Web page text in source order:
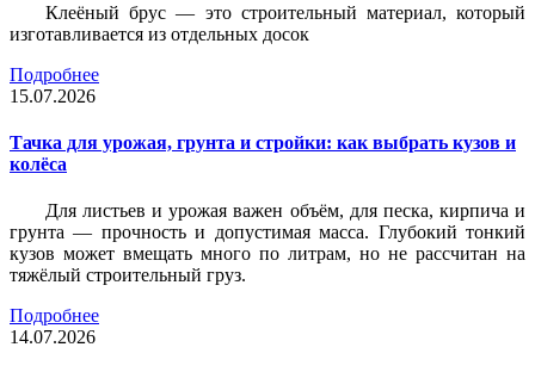
Клеёный брус — это строительный материал, который
изготавливается из отдельных досок
Подробнее
15.07.2026
Тачка для урожая, грунта и стройки: как выбрать кузов и
колёса
Для листьев и урожая важен объём, для песка, кирпича и
грунта — прочность и допустимая масса. Глубокий тонкий
кузов может вмещать много по литрам, но не рассчитан на
тяжёлый строительный груз.
Подробнее
14.07.2026